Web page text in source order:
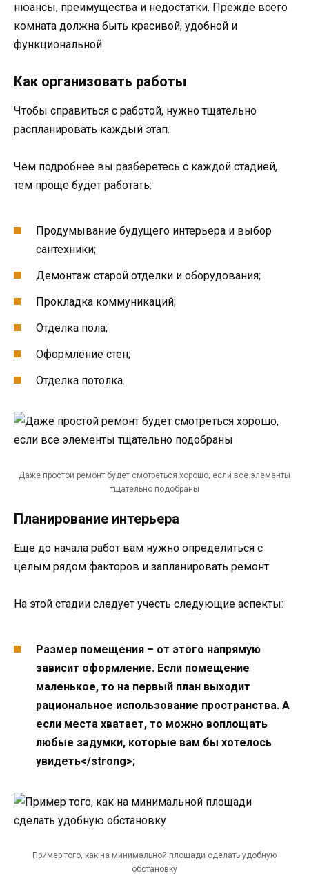
нюансы, преимущества и недостатки. Прежде всего
комната должна быть красивой, удобной и
функциональной.
Как организовать работы
Чтобы справиться с работой, нужно тщательно
распланировать каждый этап.
Чем подробнее вы разберетесь с каждой стадией,
тем проще будет работать:
Продумывание будущего интерьера и выбор
сантехники;
Демонтаж старой отделки и оборудования;
Прокладка коммуникаций;
Отделка пола;
Оформление стен;
Отделка потолка.
Даже простой ремонт будет смотреться хорошо, если все элементы
тщательно подобраны
Планирование интерьера
Еще до начала работ вам нужно определиться с
целым рядом факторов и запланировать ремонт.
На этой стадии следует учесть следующие аспекты:
Размер помещения – от этого напрямую
зависит оформление. Если помещение
маленькое, то на первый план выходит
рациональное использование пространства. А
если места хватает, то можно воплощать
любые задумки, которые вам бы хотелось
увидеть</strong>;
Пример того, как на минимальной площади сделать удобную
обстановку